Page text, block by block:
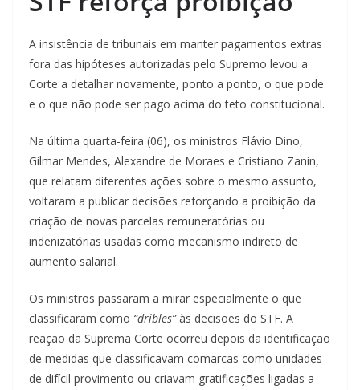
A insistência de tribunais em manter pagamentos extras
fora das hipóteses autorizadas pelo Supremo levou a
Corte a detalhar novamente, ponto a ponto, o que pode
e o que não pode ser pago acima do teto constitucional.
Na última quarta-feira (06), os ministros Flávio Dino,
Gilmar Mendes, Alexandre de Moraes e Cristiano Zanin,
que relatam diferentes ações sobre o mesmo assunto,
voltaram a publicar decisões reforçando a proibição da
criação de novas parcelas remuneratórias ou
indenizatórias usadas como mecanismo indireto de
aumento salarial.
Os ministros passaram a mirar especialmente o que
classificaram como “dribles”às decisões do STF. A
reação da Suprema Corte ocorreu depois da identificação
de medidas que classificavam comarcas como unidades
de difícil provimento ou criavam gratificações ligadas a